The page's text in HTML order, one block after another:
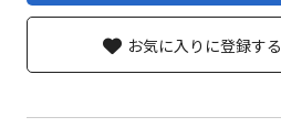
お気に入りに登録する